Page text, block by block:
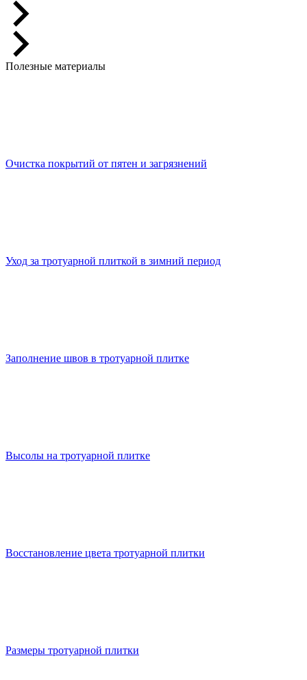
Полезные материалы
Очистка покрытий от пятен и загрязнений
Уход за тротуарной плиткой в зимний период
Заполнение швов в тротуарной плитке
Высолы на тротуарной плитке
Восстановление цвета тротуарной плитки
Размеры тротуарной плитки